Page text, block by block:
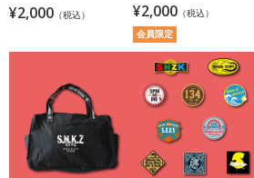
¥2,000 （税込） ¥2,000 （税込）
会員限定